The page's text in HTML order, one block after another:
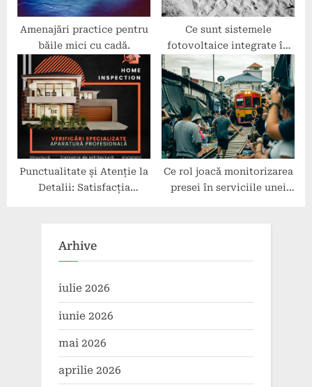
Amenajări practice pentru
băile mici cu cadă.
Ce sunt sistemele
fotovoltaice integrate în
arhitectură?
Punctualitate și Atenție la
Detalii: Satisfacția
Ce rol joacă monitorizarea
presei în serviciile unei
Arhive
iulie 2026
iunie 2026
mai 2026
aprilie 2026